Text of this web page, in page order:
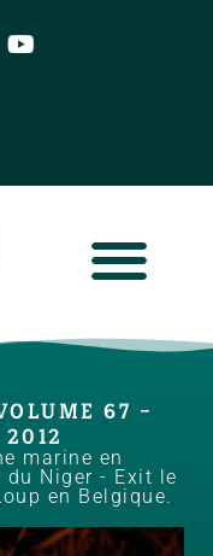
67 –
marine en
du Niger - Exit le
en Belgique.